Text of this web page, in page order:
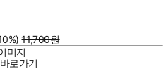
) 11,700원
로가기